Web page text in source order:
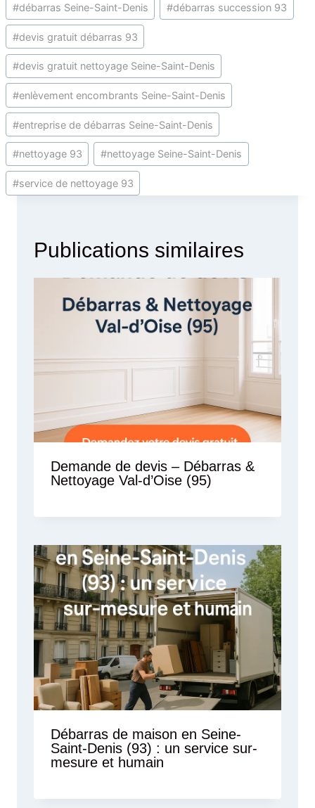
#débarras Seine-Saint-Denis #débarras succession 93
#devis gratuit débarras 93
#devis gratuit nettoyage Seine-Saint-Denis
#enlèvement encombrants Seine-Saint-Denis
#entreprise de débarras Seine-Saint-Denis
#nettoyage 93 #nettoyage Seine-Saint-Denis
#service de nettoyage 93
Publications similaires
Demande de devis – Débarras &
Nettoyage Val-d’Oise (95)
Débarras de maison en Seine-
Saint-Denis (93) : un service sur-
mesure et humain